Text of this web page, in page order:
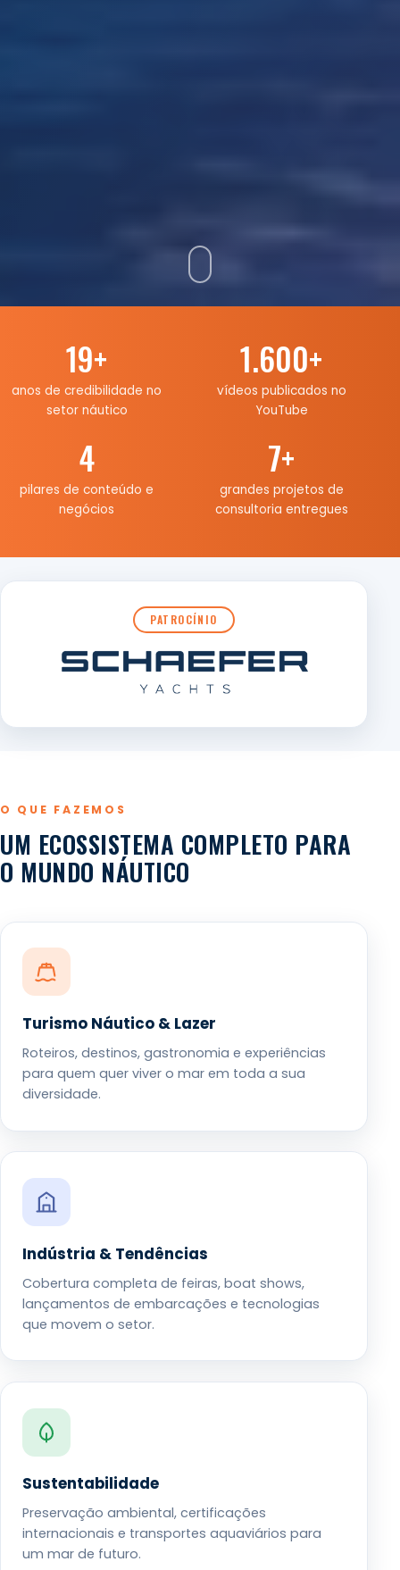
19+
anos de credibilidade no
setor náutico
1.600+
vídeos publicados no
YouTube
4
pilares de conteúdo e
negócios
7+
grandes projetos de
consultoria entregues
PATROCÍNIO
O QUE FAZEMOS
UM ECOSSISTEMA COMPLETO PARA
O MUNDO NÁUTICO
Turismo Náutico & Lazer
Roteiros, destinos, gastronomia e experiências
para quem quer viver o mar em toda a sua
diversidade.
Indústria & Tendências
Cobertura completa de feiras, boat shows,
lançamentos de embarcações e tecnologias
que movem o setor.
Sustentabilidade
Preservação ambiental, certificações
internacionais e transportes aquaviários para
um mar de futuro.